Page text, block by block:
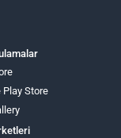
Play Store